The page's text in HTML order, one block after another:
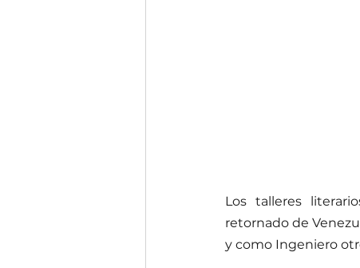
Los talleres
retornado de
y como Ingeniero